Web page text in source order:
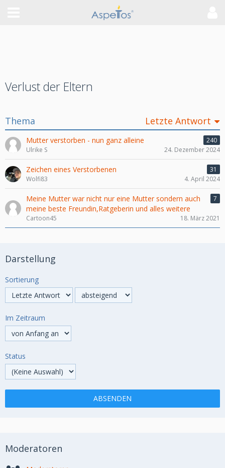
Verlust der Eltern
Thema Letzte Antwort
Mutter verstorben - nun ganz alleine
240
Ulrike S
24. Dezember 2024
Zeichen eines Verstorbenen
31
Wolfi83
4. April 2024
Meine Mutter war nicht nur eine Mutter sondern auch
meine beste Freundin,Ratgeberin und alles weitere
7
Cartoon45 18. März 2021
Darstellung
Sortierung
Im Zeitraum
Status
Moderatoren